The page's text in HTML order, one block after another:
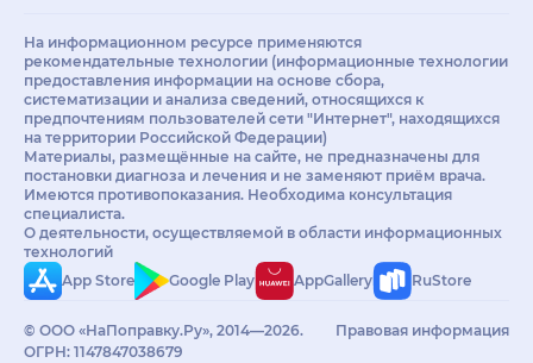
На информационном ресурсе применяются
рекомендательные технологии (информационные технологии
предоставления информации на основе сбора,
систематизации и анализа сведений, относящихся к
предпочтениям пользователей сети "Интернет", находящихся
на территории Российской Федерации)
Материалы, размещённые на сайте, не предназначены для
постановки диагноза и лечения и не заменяют приём врача.
Имеются противопоказания. Необходима консультация
специалиста.
О деятельности, осуществляемой в области информационных
технологий
App Store
Google Play AppGallery RuStore
© ООО «НаПоправку.Ру», 2014—2026.
ОГРН: 1147847038679
Правовая информация